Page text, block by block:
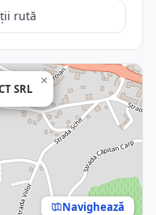
rută
SRL
×
Navighează